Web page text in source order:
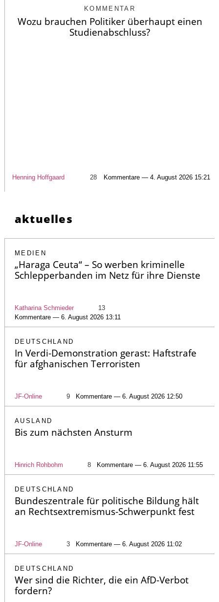
KOMMENTAR
Wozu brauchen Politiker überhaupt einen
Studienabschluss?
Henning Hoffgaard 28 Kommentare — 4. August 2026 15:21
aktuelles
MEDIEN
„Haraga Ceuta“ – So werben kriminelle
Schlepperbanden im Netz für ihre Dienste
Katharina Schmieder
13
Kommentare — 6. August 2026 13:11
DEUTSCHLAND
In Verdi-Demonstration gerast: Haftstrafe
für afghanischen Terroristen
JF-Online 9 Kommentare — 6. August 2026 12:50
AUSLAND
Bis zum nächsten Ansturm
Hinrich Rohbohm 8 Kommentare — 6. August 2026 11:55
DEUTSCHLAND
Bundeszentrale für politische Bildung hält
an Rechtsextremismus-Schwerpunkt fest
JF-Online 3 Kommentare — 6. August 2026 11:02
DEUTSCHLAND
Wer sind die Richter, die ein AfD-Verbot
fordern?